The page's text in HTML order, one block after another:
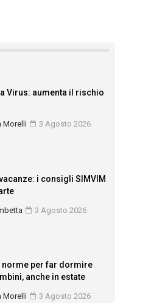
Virus: aumenta il rischio
Morelli 3 Agosto 2026
i consigli SIMVIM
3 Agosto 2026
norme per far dormire
anche in estate
Morelli 3 Agosto 2026